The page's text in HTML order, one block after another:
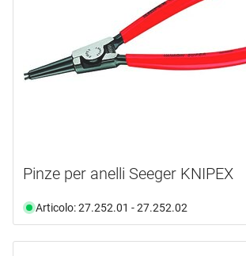
Pinze per anelli Seeger KNIPEX
Articolo: 27.252.01 - 27.252.02